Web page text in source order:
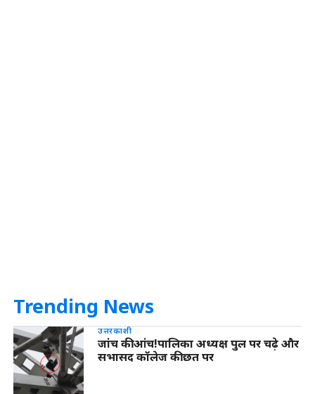
Trending News
उत्तरकाशी
जांच की आंच!पालिका अध्यक्ष पुल पर चढ़े और
सभासद कॉलेज की छत पर